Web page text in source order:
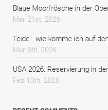
Blaue Moorfrösche in der
Mar 21st, 2026
Teide - wie komme ich auf
Mar 6th, 2026
USA 2026: Reservierung in
Feb 10th, 2026